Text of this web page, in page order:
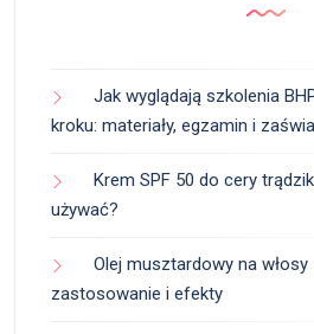
Jak wyglądają szkolenia
kroku: materiały, egzamin i
Krem SPF 50 do cery
używać?
Olej musztardowy na
zastosowanie i efekty